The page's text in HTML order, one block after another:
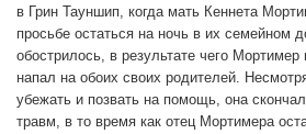
в Грин Тауншип, когда мать Кеннета
просьбе остаться на ночь в их семейном
обострилось, в результате чего
напал на обоих своих родителей.
убежать и позвать на помощь, она
травм, в то время как отец Мортимера